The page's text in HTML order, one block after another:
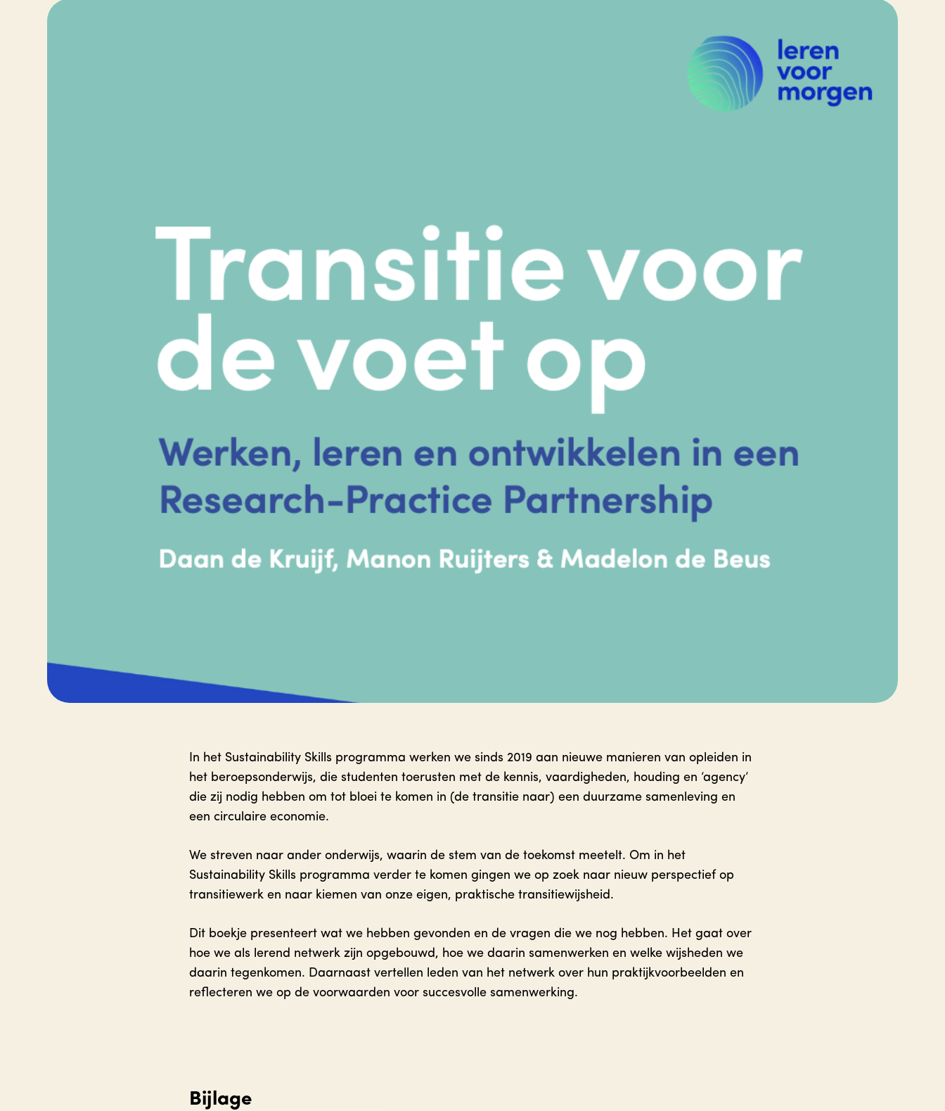
In het Sustainability Skills programma werken we sinds 2019 aan nieuwe manieren van opleiden in
het beroepsonderwijs, die studenten toerusten met de kennis, vaardigheden, houding en ‘agency’
die zij nodig hebben om tot bloei te komen in (de transitie naar) een duurzame samenleving en
een circulaire economie.
We streven naar ander onderwijs, waarin de stem van de toekomst meetelt. Om in het
Sustainability Skills programma verder te komen gingen we op zoek naar nieuw perspectief op
transitiewerk en naar kiemen van onze eigen, praktische transitiewijsheid.
Dit boekje presenteert wat we hebben gevonden en de vragen die we nog hebben. Het gaat over
hoe we als lerend netwerk zijn opgebouwd, hoe we daarin samenwerken en welke wijsheden we
daarin tegenkomen. Daarnaast vertellen leden van het netwerk over hun praktijkvoorbeelden en
reflecteren we op de voorwaarden voor succesvolle samenwerking.
Bijlage